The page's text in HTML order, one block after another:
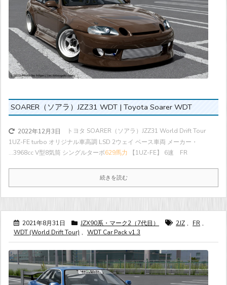
SOARER（ソアラ）JZZ31 WDT | Toyota Soarer WDT
2022年12月3日
トヨタ SOARER（ソアラ）JZZ31 World Drift Tour
1UZ-FE turbo オリジナル車高調 LSD 2ウェイ ベース車両 メーカー・
...3968cc V型8気筒 シングルターボ629馬力 【1UZ-FE】 6速 FR
続きを読む
2021年8月31日 JZX90系・マーク2（7代目） 2JZ , FR ,
WDT (World Drift Tour) , WDT Car Pack v1.3